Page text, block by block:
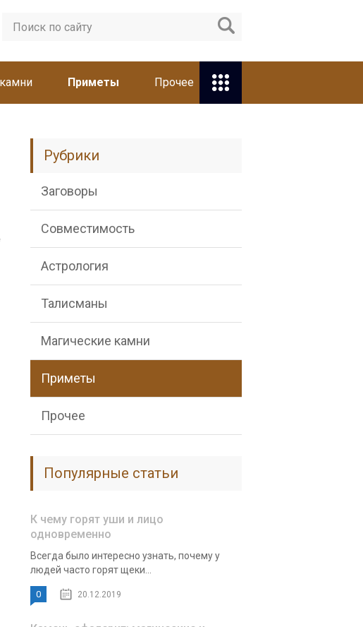
Приметы Прочее
Рубрики
Заговоры
Совместимость
Астрология
Талисманы
Магические камни
Приметы
Прочее
Популярные статьи
К чему горят уши и лицо
одновременно
Всегда было интересно узнать, почему у
людей часто горят щеки...
0 20.12.2019